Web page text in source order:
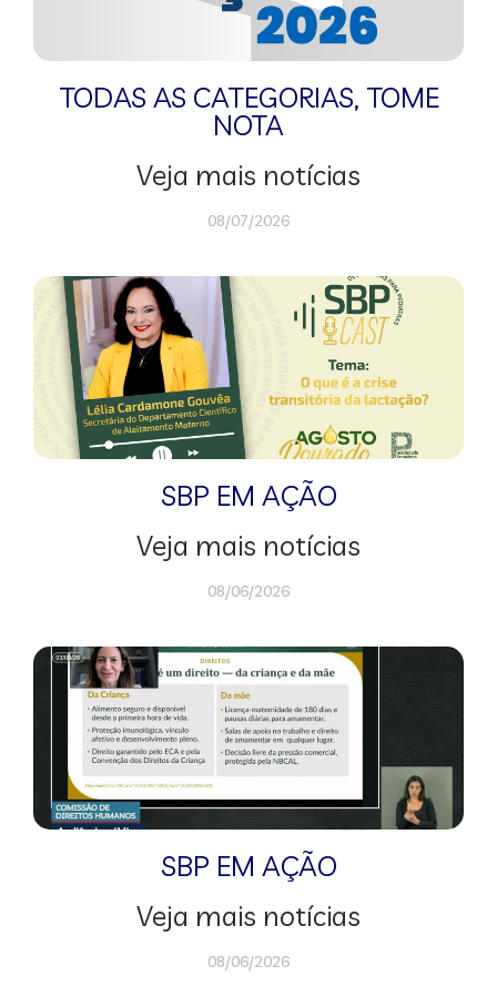
TODAS AS CATEGORIAS, TOME
NOTA
Veja mais notícias
08/07/2026
SBP EM AÇÃO
Veja mais notícias
08/06/2026
SBP EM AÇÃO
Veja mais notícias
08/06/2026